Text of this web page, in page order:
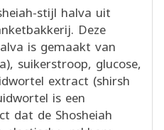
stijl halva uit
Deze
is gemaakt van
suikerstroop, glucose,
extract (shirsh
is een
dat de Shosheiah